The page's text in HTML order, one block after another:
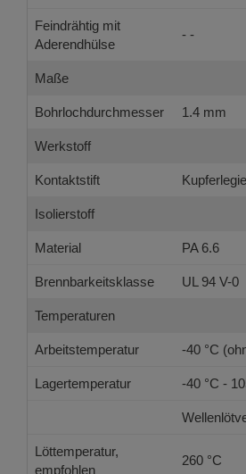
Feindrähtig mit
Aderendhülse
- -
Maße
Bohrlochdurchmesser 1.4 mm
Werkstoff
Kontaktstift
Isolierstoff
Material PA 6.6
Brennbarkeitsklasse UL 94 V-0
Temperaturen
Arbeitstemperatur -40 °C
Lagertemperatur -40 °C -
Löttemperatur,
empfohlen
260 °C